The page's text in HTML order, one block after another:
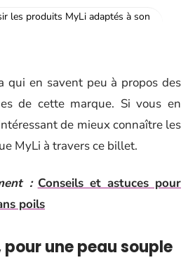
les produits MyLi adaptés à son
qui en savent peu à propos des
de cette marque. Si vous en
de mieux connaître les
MyLi à travers ce billet.
: Conseils et astuces pour
poils
pour une peau souple